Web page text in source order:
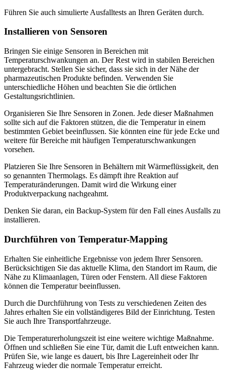
Führen Sie auch simulierte Ausfalltests an Ihren Geräten durch.
Installieren von Sensoren
Bringen Sie einige Sensoren in Bereichen mit
Temperaturschwankungen an. Der Rest wird in stabilen Bereichen
untergebracht. Stellen Sie sicher, dass sie sich in der Nähe der
pharmazeutischen Produkte befinden. Verwenden Sie
unterschiedliche Höhen und beachten Sie die örtlichen
Gestaltungsrichtlinien.
Organisieren Sie Ihre Sensoren in Zonen. Jede dieser Maßnahmen
sollte sich auf die Faktoren stützen, die die Temperatur in einem
bestimmten Gebiet beeinflussen. Sie könnten eine für jede Ecke und
weitere für Bereiche mit häufigen Temperaturschwankungen
vorsehen.
Platzieren Sie Ihre Sensoren in Behältern mit Wärmeflüssigkeit, den
so genannten Thermolags. Es dämpft ihre Reaktion auf
Temperaturänderungen. Damit wird die Wirkung einer
Produktverpackung nachgeahmt.
Denken Sie daran, ein Backup-System für den Fall eines Ausfalls zu
installieren.
Durchführen von Temperatur-Mapping
Erhalten Sie einheitliche Ergebnisse von jedem Ihrer Sensoren.
Berücksichtigen Sie das aktuelle Klima, den Standort im Raum, die
Nähe zu Klimaanlagen, Türen oder Fenstern. All diese Faktoren
können die Temperatur beeinflussen.
Durch die Durchführung von Tests zu verschiedenen Zeiten des
Jahres erhalten Sie ein vollständigeres Bild der Einrichtung. Testen
Sie auch Ihre Transportfahrzeuge.
Die Temperaturerholungszeit ist eine weitere wichtige Maßnahme.
Öffnen und schließen Sie eine Tür, damit die Luft entweichen kann.
Prüfen Sie, wie lange es dauert, bis Ihre Lagereinheit oder Ihr
Fahrzeug wieder die normale Temperatur erreicht.